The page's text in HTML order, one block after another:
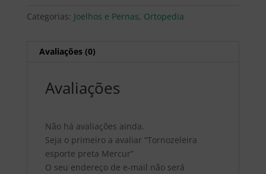
Categorias: Joelhos e Pernas, Ortopedia
Avaliações (0)
Avaliações
Não há avaliações ainda.
Seja o primeiro a avaliar “Tornozeleira
esporte preta Mercur”
O seu endereço de e-mail não será